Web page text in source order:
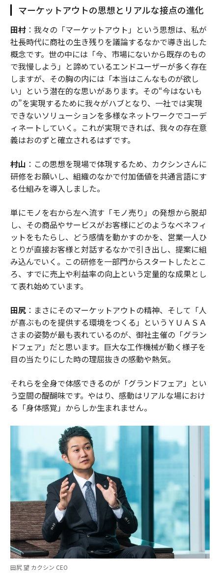
マーケットアウトの思想とリアルな接点の進化
田村：我々の「マーケットアウト」という思想は、私が
社長時代に商社の生き残りを議論するなかで導き出した
概念です。世の中には「今、市場にないから既存のもの
で我慢しよう」と諦めているエンドユーザーが多く存在
しますが、その胸の内には「本当はこんなものが欲し
い」という潜在的な思いがあります。その“今はないも
の”を実現するために我々がハブとなり、一社では実現
できないソリューションを多様なネットワークでコーデ
ィネートしていく。これが実現できれば、我々の存在意
義はおのずと確立されるはずです。
村山 ：この思想を現場で体現するため、カクシンさんに
研修をお願いし、組織のなかで付加価値を共通言語にす
る仕組みを導入しました。
単にモノを右から左へ流す「モノ売り」の発想から脱却
し、その商品やサービスがお客様にどのようなベネフィ
ットをもたらし、どう感情を動かすのかを、営業一人ひ
とりが直接お客様と対話するなかで引き出し、提案に組
み込んでいく。この研修を一部門からスタートしたとこ
ろ、すでに売上や利益率の向上という定量的な成果とし
て表れ始めています。
田尻：まさにそのマーケットアウトの精神、そして「人
が喜ぶものを提供する環境をつくる」というＹＵＡＳＡ
さまの姿勢が最も表れているのが、御社主催の「グラン
ドフェア」だと思います。巨大な工作機械が動く様子を
目の当たりにした時の理屈抜きの感動や熱気。
それらを全身で体感できるのが「グランドフェア」とい
う空間の醍醐味です。やはり、感動はリアルな場におけ
る「身体感覚」からしか生まれません。
田尻 望 カクシン CEO